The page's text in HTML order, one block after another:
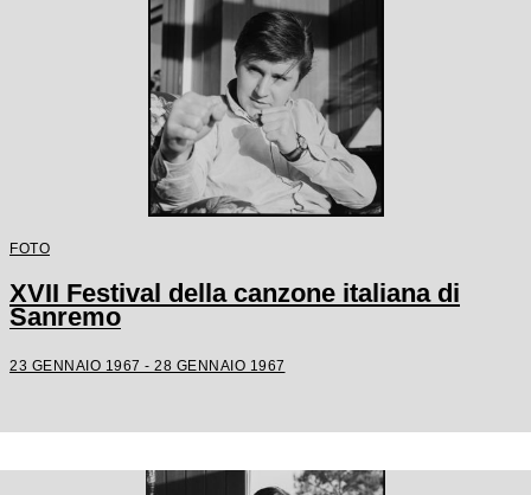
FOTO
XVII Festival della canzone italiana di
Sanremo
23 GENNAIO 1967 - 28 GENNAIO 1967